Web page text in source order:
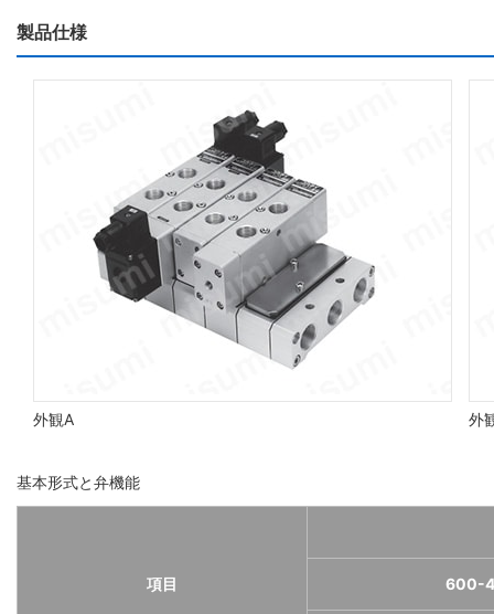
製品仕様
外観A 外
基本形式と弁機能
項目 600-